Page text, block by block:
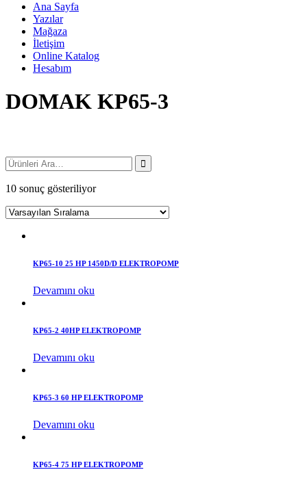
Ana Sayfa
Yazılar
Mağaza
İletişim
Online Katalog
Hesabım
DOMAK KP65-3
10 sonuç gösteriliyor
KP65-10 25 HP 1450D/D ELEKTROPOMP
Devamını oku
KP65-2 40HP ELEKTROPOMP
Devamını oku
KP65-3 60 HP ELEKTROPOMP
Devamını oku
KP65-4 75 HP ELEKTROPOMP